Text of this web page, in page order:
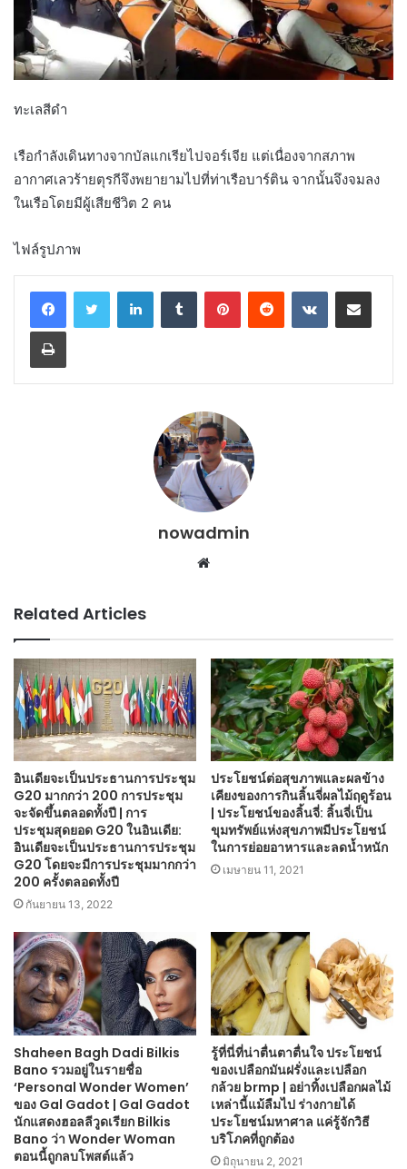
ทะเลสีดำ
เรือกำลังเดินทางจากบัลแกเรียไปจอร์เจีย แต่เนื่องจากสภาพ
อากาศเลวร้ายตุรกีจึงพยายามไปที่ท่าเรือบาร์ติน จากนั้นจึงจมลง
ในเรือโดยมีผู้เสียชีวิต 2 คน
ไฟล์รูปภาพ
LinkedInTumblr PinterestReddit VKontakteShare via Email
Print
nowadmin
Website
Related Articles
อินเดียจะเป็นประธานการประชุม
G20 มากกว่า 200 การประชุม
จะจัดขึ้นตลอดทั้งปี | การ
ประชุมสุดยอด G20 ในอินเดีย:
อินเดียจะเป็นประธานการประชุม
G20 โดยจะมีการประชุมมากกว่า
200 ครั้งตลอดทั้งปี
กันยายน 13, 2022
ประโยชน์ต่อสุขภาพและผลข้าง
เคียงของการกินลิ้นจี่ผลไม้ฤดูร้อน
| ประโยชน์ของลิ้นจี่: ลิ้นจี่เป็น
ขุมทรัพย์แห่งสุขภาพมีประโยชน์
ในการย่อยอาหารและลดน้ำหนัก
เมษายน 11, 2021
Shaheen Bagh Dadi Bilkis
Bano รวมอยู่ในรายชื่อ
‘Personal Wonder Women’
ของ Gal Gadot | Gal Gadot
นักแสดงฮอลลีวูดเรียก Bilkis
Bano ว่า Wonder Woman
ตอนนี้ถูกลบโพสต์แล้ว
รู้ที่นี่ที่น่าตื่นตาตื่นใจ ประโยชน์
ของเปลือกมันฝรั่งและเปลือก
กล้วย brmp | อย่าทิ้งเปลือกผลไม้
เหล่านี้แม้ลืมไป ร่างกายได้
ประโยชน์มหาศาล แค่รู้จักวิธี
บริโภคที่ถูกต้อง
มิถุนายน 2, 2021